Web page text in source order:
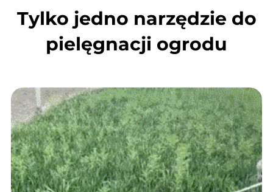
Tylko jedno narzędzie do
pielęgnacji ogrodu